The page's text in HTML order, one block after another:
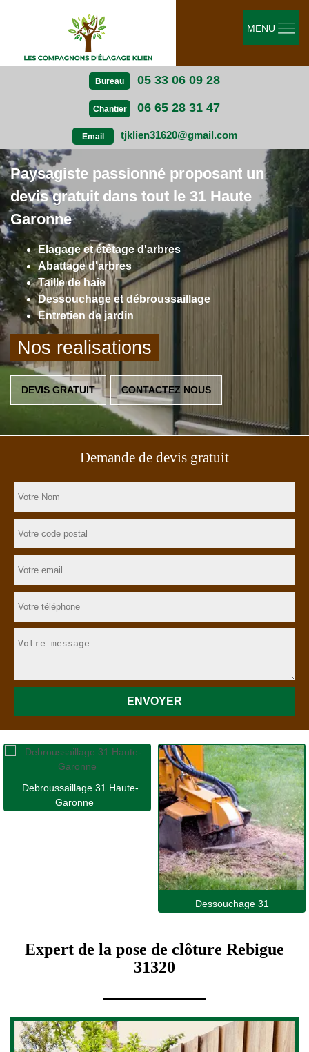
Bureau 05 33 06 09 28
Chantier 06 65 28 31 47
Email tjklien31620@gmail.com
MENU
Paysagiste passionné proposant un
devis gratuit dans tout le 31 Haute
Garonne
Elagage et étêtage d'arbres
Abattage d'arbres
Taille de haie
Dessouchage et débroussaillage
Entretien de jardin
Nos realisations
DEVIS GRATUIT CONTACTEZ NOUS
Demande de devis gratuit
Debroussaillage 31 Haute-
Garonne
Dessouchage 31
Expert de la pose de clôture Rebigue
31320